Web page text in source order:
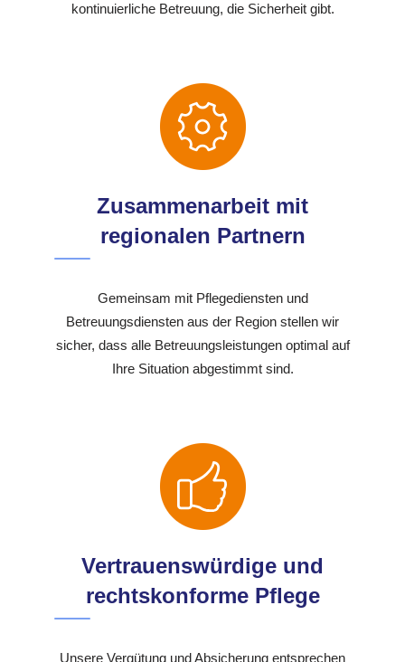
kontinuierliche Betreuung, die Sicherheit gibt.
Zusammenarbeit mit
regionalen Partnern
Gemeinsam mit Pflegediensten und
Betreuungsdiensten aus der Region stellen wir
sicher, dass alle Betreuungsleistungen optimal auf
Ihre Situation abgestimmt sind.
Vertrauenswürdige und
rechtskonforme Pflege
Unsere Vergütung und Absicherung entsprechen